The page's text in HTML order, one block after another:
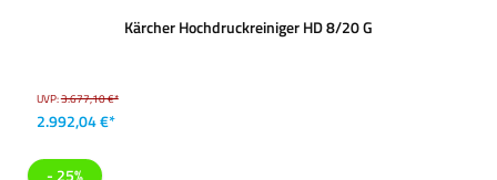
Kärcher Hochdruckreiniger HD 8/20 G
UVP:3.677,10 €*
2.992,04 €*
- 25%